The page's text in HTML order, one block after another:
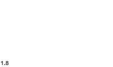
1.8